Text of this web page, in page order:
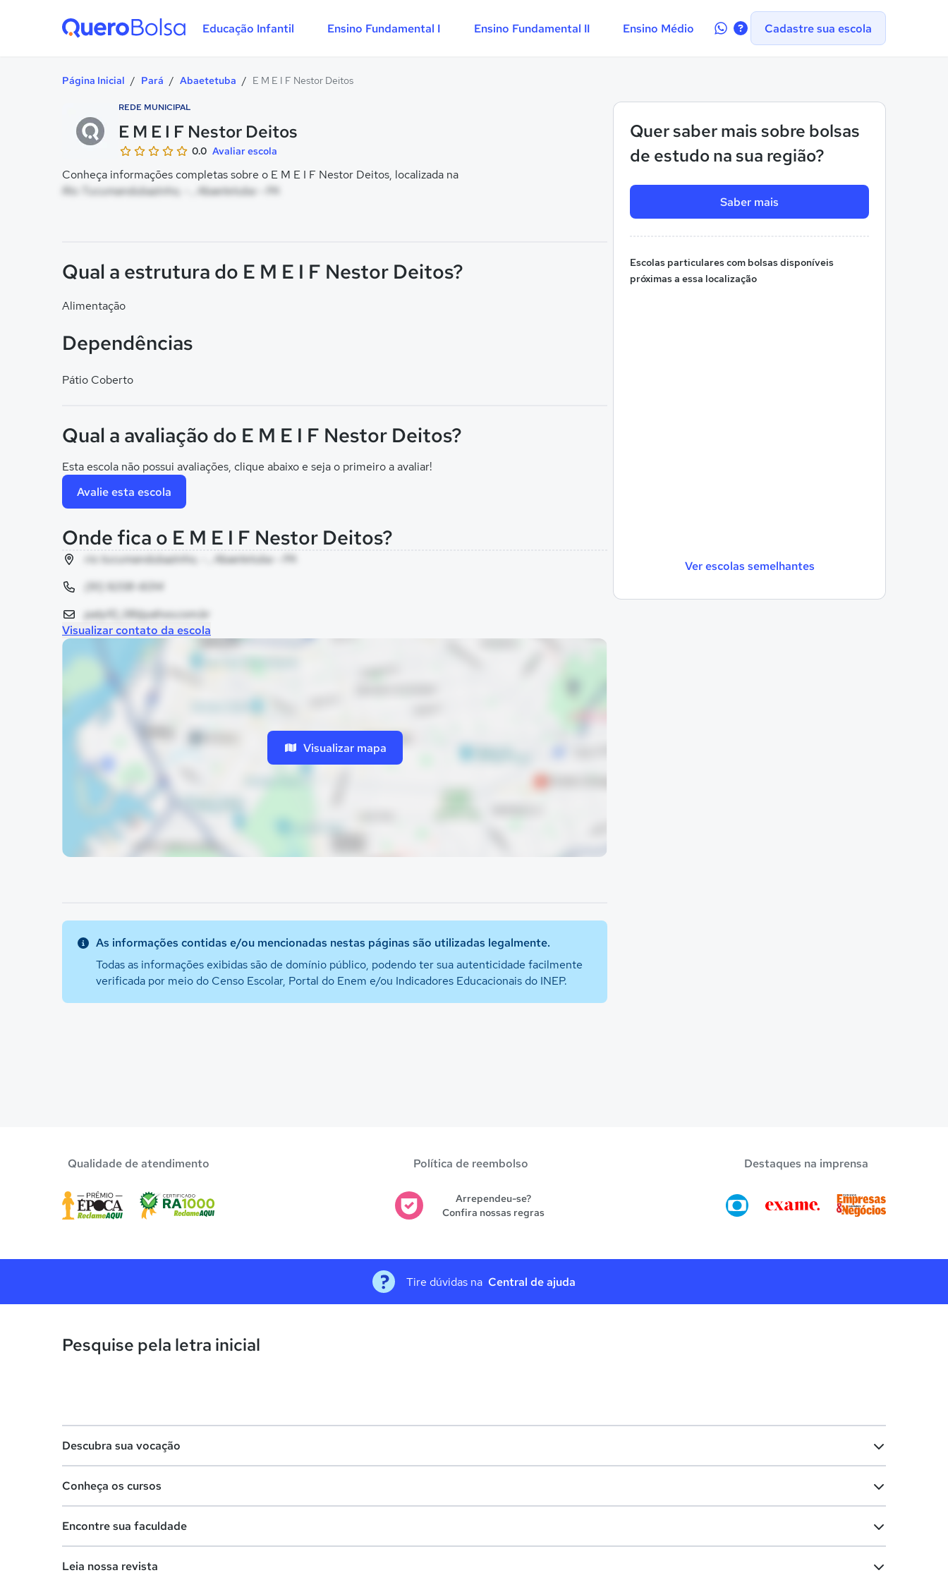
Educação Infantil Ensino Fundamental I Ensino Fundamental II Ensino Médio
Contate-Cadastre sua escola
Página Inicial / Pará / Abaetetuba / E M E I F Nestor Deitos
REDE MUNICIPAL
E M E I F Nestor Deitos
0.0 Avaliar escola
Conheça informações completas sobre o E M E I F Nestor Deitos, localizada na
Rio Tucumandubazinho, - , Abaetetuba - PA
Quer saber mais sobre bolsas
de estudo na sua região?
Saber mais
Escolas particulares com bolsas disponíveis
próximas a essa localização
Ver escolas semelhantes
Qual a estrutura do E M E I F Nestor Deitos?
Alimentação
Dependências
Pátio Coberto
Qual a avaliação do E M E I F Nestor Deitos?
Esta escola não possui avaliações, clique abaixo e seja o primeiro a avaliar!
Avalie esta escola
Onde fica o E M E I F Nestor Deitos?
rio tucumandubazinho, - , Abaetetuba - PA
(91) 9208-6014
paty10_08@yahoo.com.br
Visualizar contato da escola
Visualizar mapa
As informações contidas e/ou mencionadas nestas páginas são utilizadas legalmente.
Todas as informações exibidas são de domínio público, podendo ter sua autenticidade facilmente
verificada por meio do Censo Escolar, Portal do Enem e/ou Indicadores Educacionais do INEP.
Qualidade de atendimento Política de reembolso
Arrependeu-se?
Confira nossas regras
Destaques na imprensa
Tire dúvidas na Central de ajuda
Pesquise pela letra inicial
Descubra sua vocação
Lista de profissões
Conheça os cursos
Cursos de graduação
Encontre sua faculdade
Leia nossa revista